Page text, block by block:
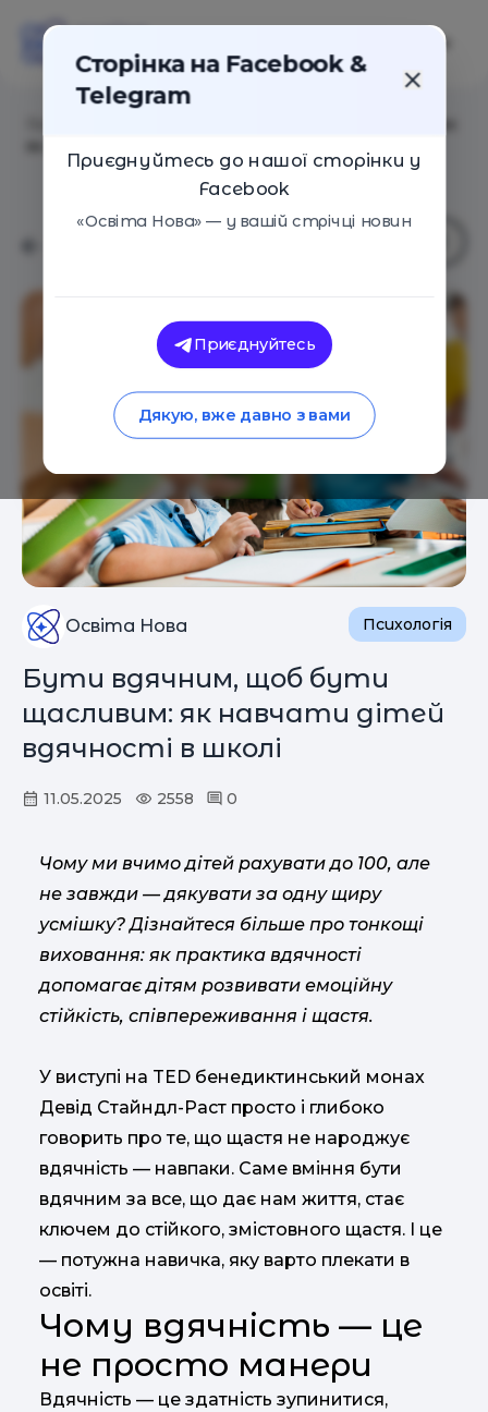
Освіта Нова Психологія
Бути вдячним, щоб бути
щасливим: як навчати дітей
вдячності в школі
11.05.2025 2558 0
Чому ми вчимо дітей рахувати до 100, але
не завжди — дякувати за одну щиру
усмішку? Дізнайтеся більше про тонкощі
виховання: як практика вдячності
допомагає дітям розвивати емоційну
стійкість, співпереживання і щастя.
У виступі на TED бенедиктинський монах
Девід Стайндл-Раст просто і глибоко
говорить про те, що щастя не народжує
вдячність — навпаки. Саме вміння бути
вдячним за все, що дає нам життя, стає
ключем до стійкого, змістовного щастя. І це
— потужна навичка, яку варто плекати в
освіті.
Чому вдячність — це
не просто манери
Вдячність — це здатність зупинитися,
Сторінка на Facebook &
Telegram
Приєднуйтесь до нашої сторінки у
Facebook
«Освіта Нова» — у вашій стрічці новин
Приєднуйтесь
Дякую, вже давно з вами